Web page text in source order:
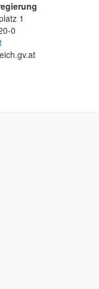
1
0